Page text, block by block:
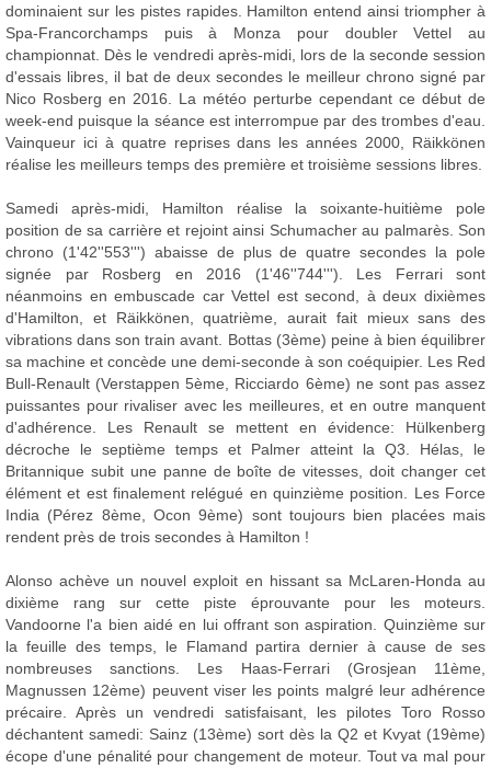
dominaient sur les pistes rapides. Hamilton entend ainsi triompher à
Spa-Francorchamps puis à Monza pour doubler Vettel au
championnat. Dès le vendredi après-midi, lors de la seconde session
d'essais libres, il bat de deux secondes le meilleur chrono signé par
Nico Rosberg en 2016. La météo perturbe cependant ce début de
week-end puisque la séance est interrompue par des trombes d'eau.
Vainqueur ici à quatre reprises dans les années 2000, Räikkönen
réalise les meilleurs temps des première et troisième sessions libres.
Samedi après-midi, Hamilton réalise la soixante-huitième pole
position de sa carrière et rejoint ainsi Schumacher au palmarès. Son
chrono (1'42''553''') abaisse de plus de quatre secondes la pole
signée par Rosberg en 2016 (1'46''744'''). Les Ferrari sont
néanmoins en embuscade car Vettel est second, à deux dixièmes
d'Hamilton, et Räikkönen, quatrième, aurait fait mieux sans des
vibrations dans son train avant. Bottas (3ème) peine à bien équilibrer
sa machine et concède une demi-seconde à son coéquipier. Les Red
Bull-Renault (Verstappen 5ème, Ricciardo 6ème) ne sont pas assez
puissantes pour rivaliser avec les meilleures, et en outre manquent
d'adhérence. Les Renault se mettent en évidence: Hülkenberg
décroche le septième temps et Palmer atteint la Q3. Hélas, le
Britannique subit une panne de boîte de vitesses, doit changer cet
élément et est finalement relégué en quinzième position. Les Force
India (Pérez 8ème, Ocon 9ème) sont toujours bien placées mais
rendent près de trois secondes à Hamilton !
Alonso achève un nouvel exploit en hissant sa McLaren-Honda au
dixième rang sur cette piste éprouvante pour les moteurs.
Vandoorne l'a bien aidé en lui offrant son aspiration. Quinzième sur
la feuille des temps, le Flamand partira dernier à cause de ses
nombreuses sanctions. Les Haas-Ferrari (Grosjean 11ème,
Magnussen 12ème) peuvent viser les points malgré leur adhérence
précaire. Après un vendredi satisfaisant, les pilotes Toro Rosso
déchantent samedi: Sainz (13ème) sort dès la Q2 et Kvyat (19ème)
écope d'une pénalité pour changement de moteur. Tout va mal pour